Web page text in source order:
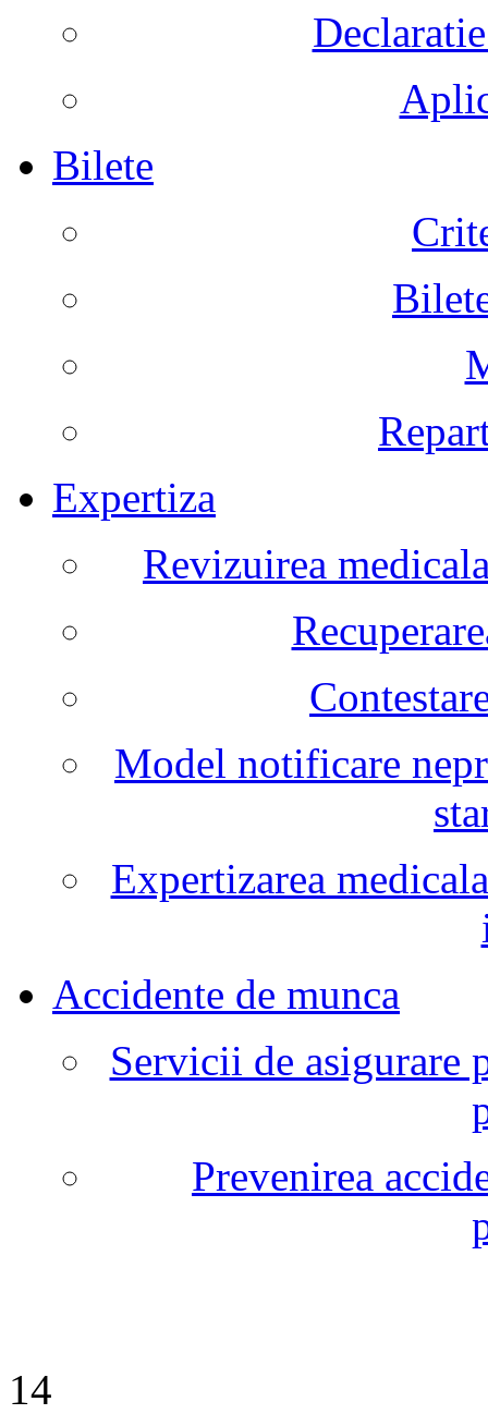
Bilete
Expertiza
Revizuirea
Model notificare
Expertizarea
Accidente de munca
Servicii de asigurare
Prevenirea
14